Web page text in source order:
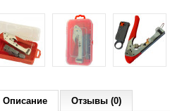
Описание Отзывы (0)